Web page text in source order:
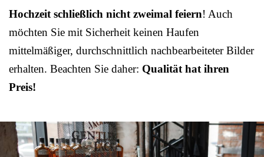
Hochzeit schließlich nicht zweimal feiern! Auch
möchten Sie mit Sicherheit keinen Haufen
mittelmäßiger, durchschnittlich nachbearbeiteter Bilder
erhalten. Beachten Sie daher: Qualität hat ihren
Preis!